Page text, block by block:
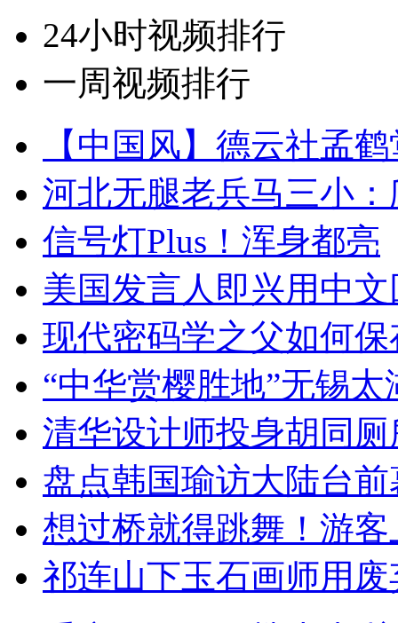
24小时视频排行
一周视频排行
【中国风】德云社孟
河北无腿老兵马三小
信号灯Plus！浑身都亮
美国发言人即兴用中
现代密码学之父如何
“中华赏樱胜地”无锡
清华设计师投身胡同
盘点韩国瑜访大陆台
想过桥就得跳舞！游客
祁连山下玉石画师用